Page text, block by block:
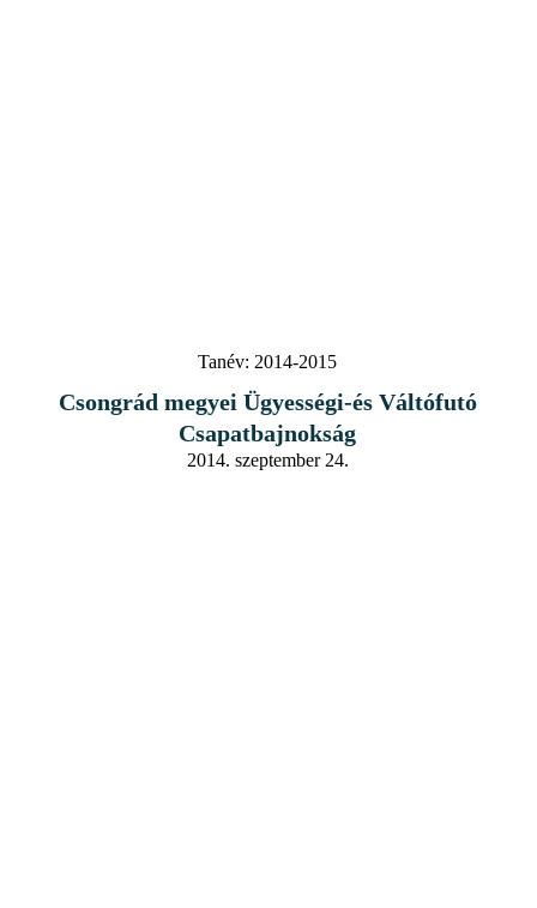
Tanév: 2014-2015
Csongrád megyei Ügyességi-és Váltófutó
Csapatbajnokság
2014. szeptember 24.